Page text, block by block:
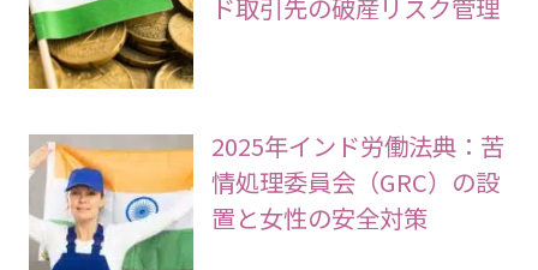
2025年インド労働法典：苦
情処理委員会（GRC）の設
置と女性の安全対策